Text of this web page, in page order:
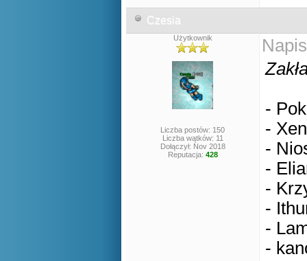
Czesia
Użytkownik
Liczba postów: 150
Liczba wątków: 11
Dołączył: Nov 2018
Reputacja: 428
-
-
-
-
-
-
-
-